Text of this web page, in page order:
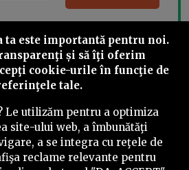
Share this
©2026 PressOne.ro
ta este importantă pentru noi.
și să îţi oferim
cookie-urile în funcţie de
tale.
Le utilizăm pentru a optimiza
site-ului web, a îmbunătăţi
a se integra cu reţele de
reclame relevante pentru